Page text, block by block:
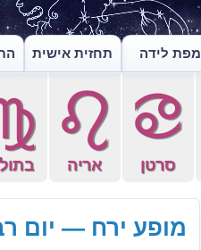
מפת לידה תחזית אישית
f
סרטן
g
אריה
מופע ירח — יום רביעי, 20